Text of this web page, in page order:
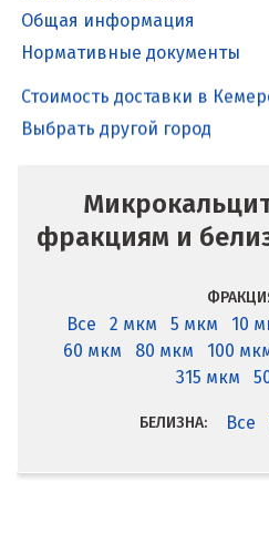
Общая информация
Нормативные документы
Стоимость доставки в
Выбрать другой город
фракциям и
Все 2 мкм 5 мкм 10
60 мкм
80 мкм 100
315 мкм
БЕЛИЗНА: Все